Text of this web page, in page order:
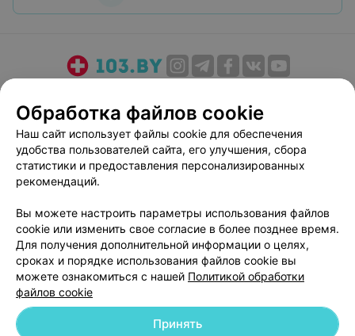
Медицинский маркетинг
Публичный договор
Пользовательское соглашение
Способы оплаты
Вакансии
Партнеры
Персональные настройки cookie
Обработка персональных данных
Обработка файлов cookie
Наш сайт использует файлы cookie для обеспечения
удобства пользователей сайта, его улучшения, сбора
статистики и предоставления персонализированных
рекомендаций.
Вы можете настроить параметры использования файлов
cookie или изменить свое согласие в более позднее время.
Для получения дополнительной информации о целях,
сроках и порядке использования файлов cookie вы
можете ознакомиться с нашей Политикой обработки
файлов cookie
Принять